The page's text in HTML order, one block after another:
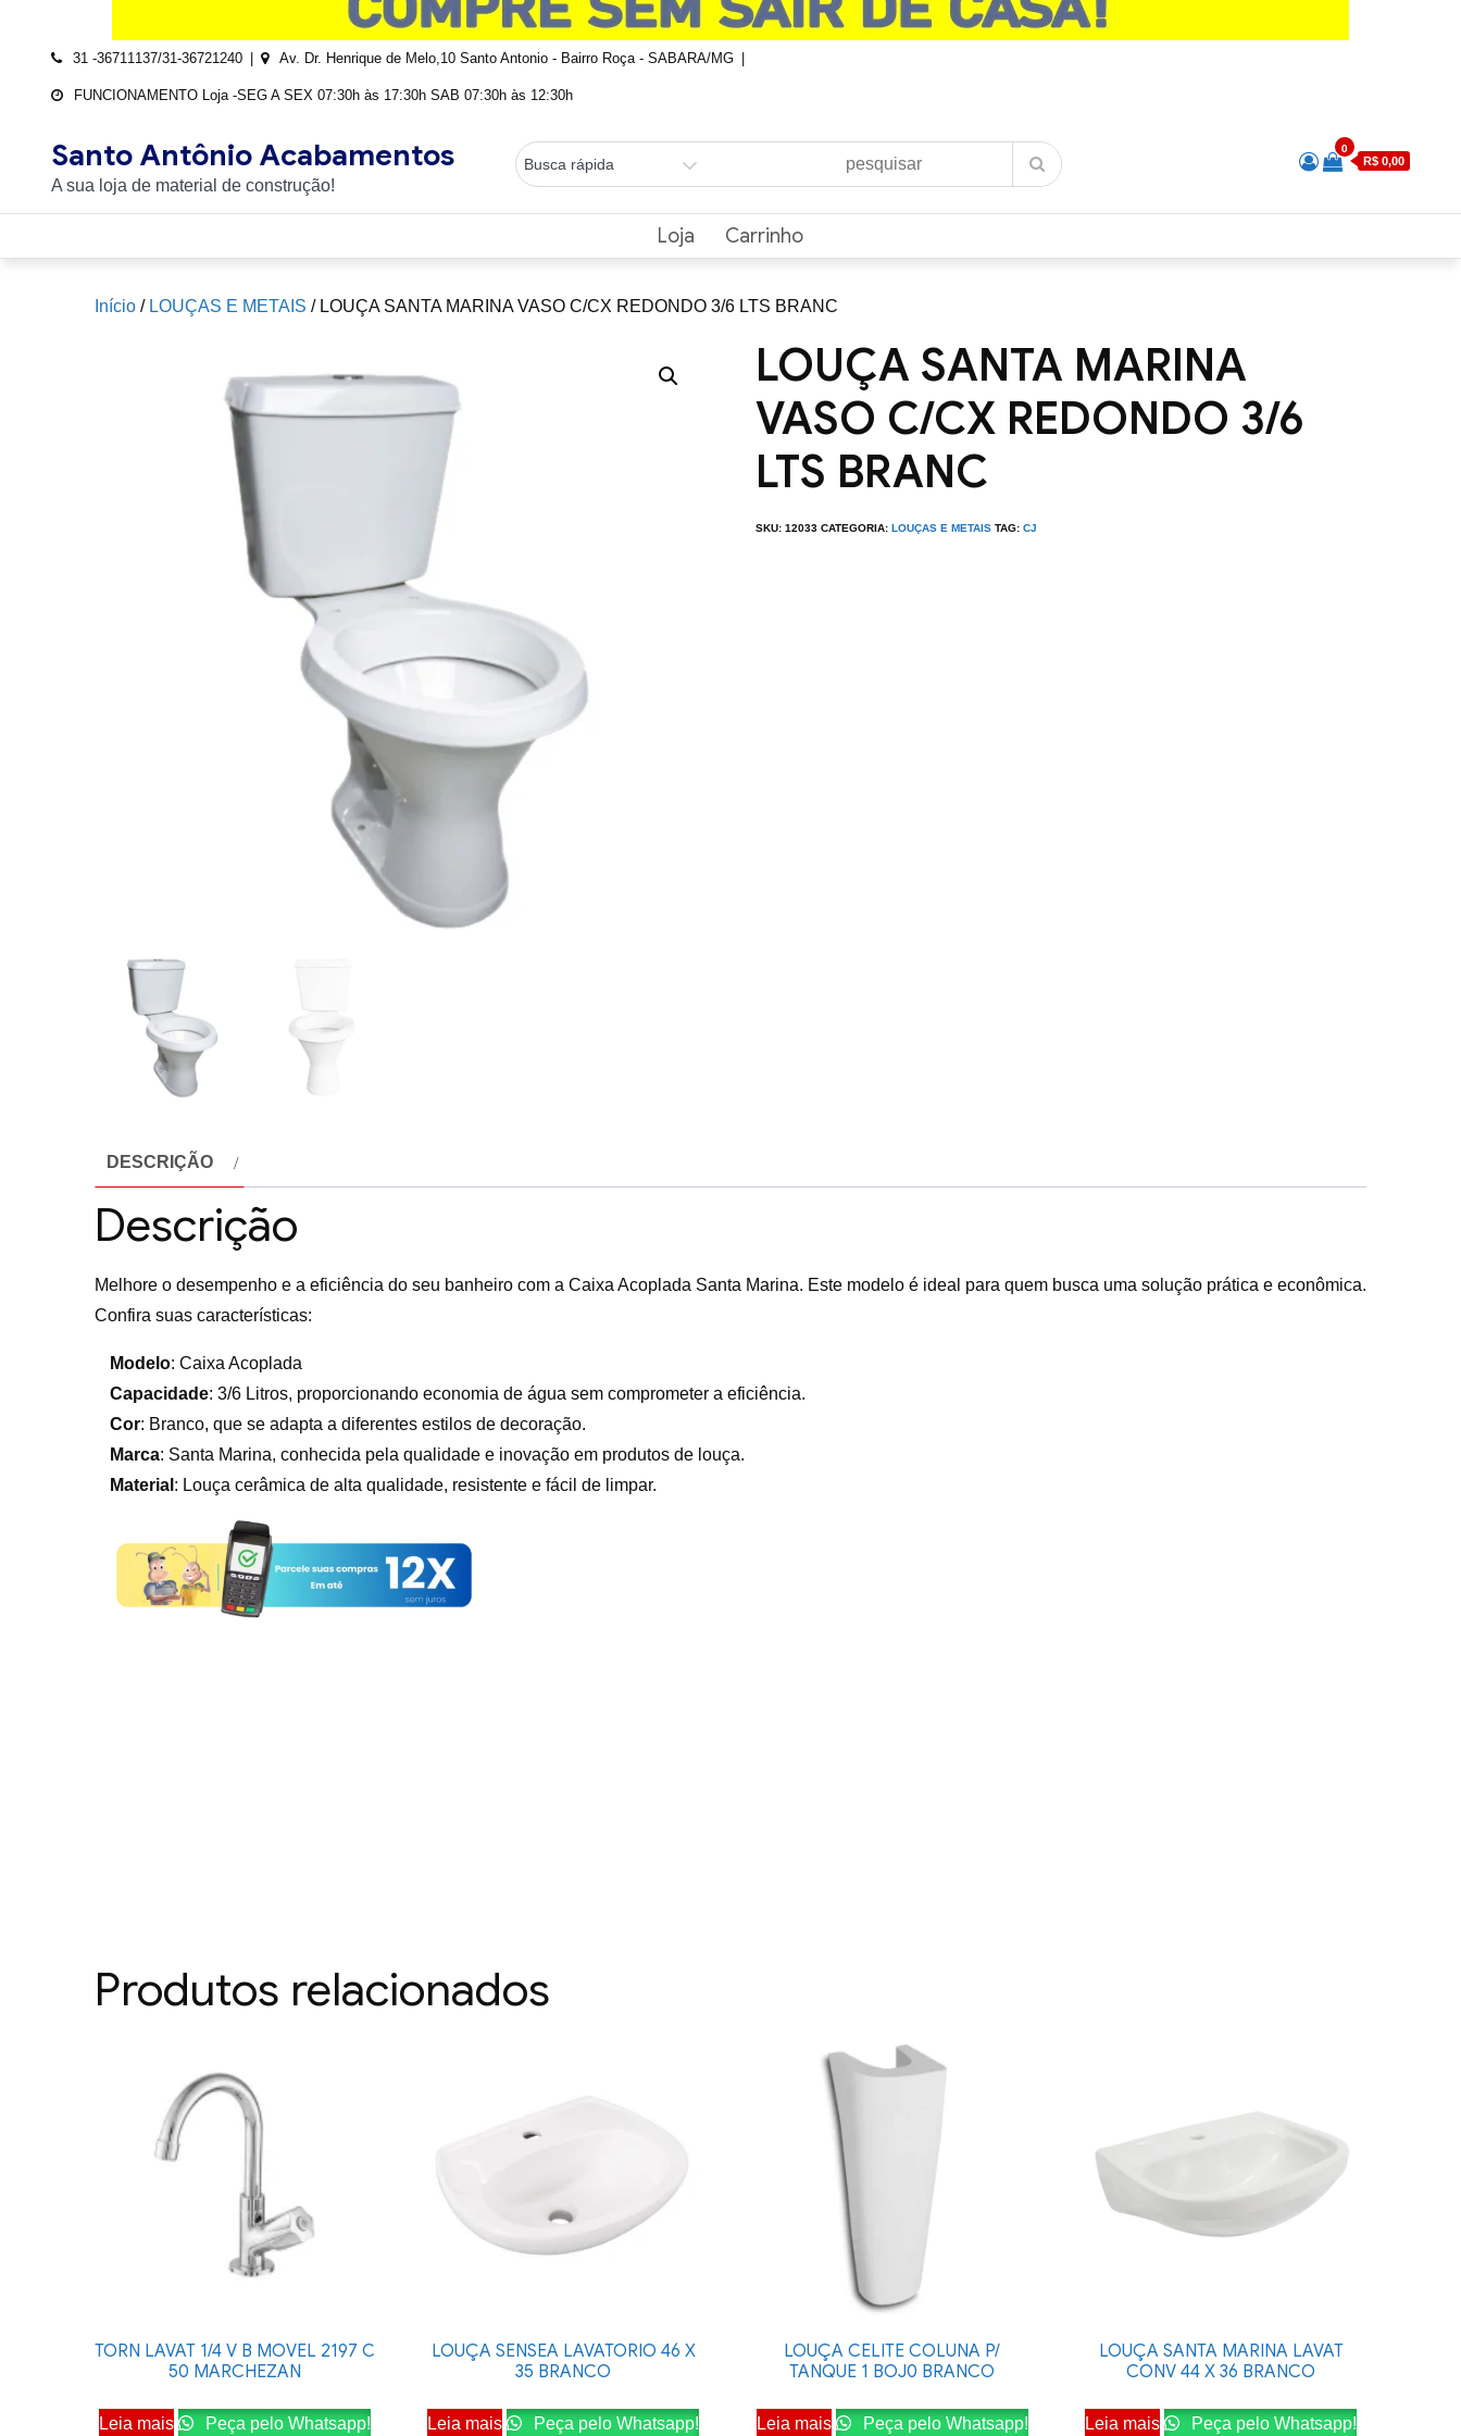
31 -36711137/31-36721240 Av. Dr. Henrique de Melo,10 Santo Antonio - Bairro Roça - SABARA/MG
FUNCIONAMENTO Loja -SEG A SEX 07:30h às 17:30h SAB 07:30h às 12:30h
Santo Antônio Acabamentos
A sua loja de material de construção!
0
R$ 0,00
Loja Carrinho
Início / LOUÇAS E METAIS / LOUÇA SANTA MARINA VASO C/CX REDONDO 3/6 LTS BRANC
LOUÇA SANTA MARINA
VASO C/CX REDONDO 3/6
LTS BRANC
SKU:12033 CATEGORIA:LOUÇAS E METAIS TAG:CJ
DESCRIÇÃO
Descrição
Melhore o desempenho e a eficiência do seu banheiro com a Caixa Acoplada Santa Marina. Este modelo é ideal para quem busca uma solução prática e econômica.
Confira suas características:
Modelo: Caixa Acoplada
Capacidade: 3/6 Litros, proporcionando economia de água sem comprometer a eficiência.
Cor: Branco, que se adapta a diferentes estilos de decoração.
Marca: Santa Marina, conhecida pela qualidade e inovação em produtos de louça.
Material : Louça cerâmica de alta qualidade, resistente e fácil de limpar.
Produtos relacionados
TORN LAVAT 1/4 V B MOVEL 2197 C
50 MARCHEZAN
Leia mais Peça pelo Whatsapp!
LOUÇA SENSEA LAVATORIO 46 X
35 BRANCO
Leia mais Peça pelo Whatsapp!
LOUÇA CELITE COLUNA P/
TANQUE 1 BOJ0 BRANCO
Leia mais Peça pelo Whatsapp!
LOUÇA SANTA MARINA LAVAT
CONV 44 X 36 BRANCO
Leia mais Peça pelo Whatsapp!